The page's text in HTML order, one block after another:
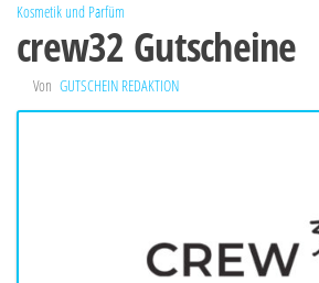
Kosmetik und Parfüm
crew32 Gutscheine
Von GUTSCHEIN REDAKTION